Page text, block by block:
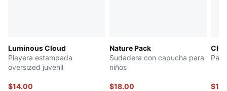
Luminous Cloud
Playera estampada
oversized juvenil
$14.00
Nature Pack
Sudadera con capucha para
niños
$18.00